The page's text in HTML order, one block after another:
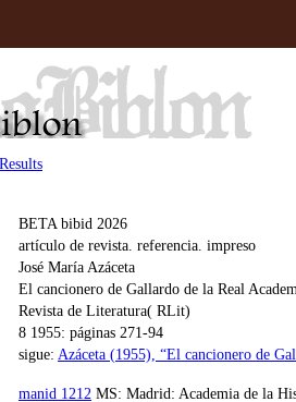
BETA bibid 2026
artículo de revista. referencia. impreso
José María Azáceta
El cancionero de Gallardo de la Real
Revista de Literatura( RLit)
8 1955: páginas 271-94
sigue: Azáceta (1955), “El cancionero de
manid 1212 MS: Madrid: Academia de la